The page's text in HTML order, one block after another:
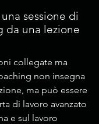
sessione di
da una lezione
collegate ma
non insegna
ma può essere
di lavoro avanzato
e sul lavoro